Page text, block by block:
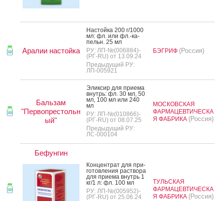
Аралии настойка
Нас­той­ка 200 г/1000
мл: фл. или фл.-ка­
пельн. 25 мл
РУ: ЛП-№(006884)-
(РГ-RU) от 13.09.24
Предыдущий РУ:
ЛП-005921
БЭГРИФ (Россия)
Бальзам
"Первопрестольн
ый"
Элик­сир для при­ема
внутрь: фл. 30 мл, 50
мл, 100 мл или 240
мл
РУ: ЛП-№(010866)-
(РГ-RU) от 08.07.25
Предыдущий РУ:
ЛС-000104
МОСКОВСКАЯ
ФАРМАЦЕВТИЧЕСКА
Я ФАБРИКА (Россия)
Бефунгин
Кон­цен­трат для при­
готов­ле­ния рас­тво­ра
для при­ема внутрь 1
кг/1 л: фл. 100 мл
РУ: ЛП-№(005952)-
(РГ-RU) от 25.06.24
ТУЛЬСКАЯ
ФАРМАЦЕВТИЧЕСКА
Я ФАБРИКА (Россия)